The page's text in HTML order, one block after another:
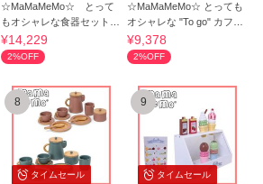
☆MaMaMeMo☆ とって
もオシャレな食器セット
ままごと♪
¥14,229
2%OFF
☆MaMaMeMo☆ とっても
オシャレな "To go" カフェ
ままごと♪
¥9,378
2%OFF
タイムセール
8
タイムセール
9